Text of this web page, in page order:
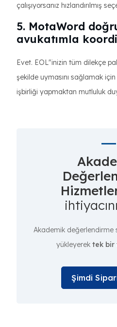
çalışıyorsanız hızlandırılmış
5. MotaWord
avukatımla
Evet. EOL"inizin tüm dilekçe
şekilde uymasını sağlamak
işbirliği yapmaktan mutluluk
Akademik değerlendirme
yükleyerek tek bir
Şimdi